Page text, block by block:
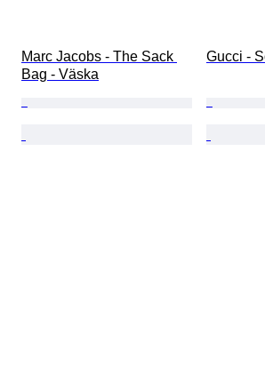
Marc Jacobs - The Sack
Bag - Väska
Gucci -